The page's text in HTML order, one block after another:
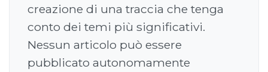
creazione di una traccia che tenga
conto dei temi più significativi.
Nessun articolo può essere
pubblicato autonomamente